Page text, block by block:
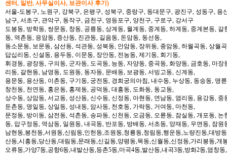
센터, 일반, 사무실이사, 보관이사 후기)
서울-도봉구, 노원구, 강북구, 은평구, 성북구, 중랑구, 동대문구, 광진구, 성동구,
남구, 서초구, 관악구, 동작구, 금천구, 영등포구, 양천구, 구로구, 강서구
도봉동, 방학동, 쌍문동, 창동, 공릉동, 상계동, 월계동, 중계동, 하계동, 중계본동,
동, 역촌동, 응암동, 증산동, 진관동, 길음동, 돈암동, 동선동,
동소문동, 보문동, 삼선동, 석관동, 성북동, 안암동, 장위동, 종암동, 하월곡동, 상월
답십리동, 신설동, 용두동, 이문동, 장안동, 전농동, 제기동, 회기동,
휘경동, 광장동, 구의동, 군자동, 도곡동, 능동, 자양동, 중곡동, 화양동, 금호동, 마
리동, 갈현동, 남영동, 도원동, 동자동, 문배동, 보광동, 서빙고동, 신계동,
용문동, 용산동, 이촌동, 구기동, 궁전동, 경희궁의아침, 내수동, 누상동, 동숭동, 명
창천동, 천연동, 홍은동, 홍제동, 공덕동, 대흥동, 도화동, 동교동,
상수동, 상암동, 서교동, 성산동, 신수동, 신정동, 아현동, 연남동, 염리동, 용강동,
둔촌동, 명일동, 상일동, 성내동, 암사동, 천호동, 가락동, 거여동, 마천동,
문정동, 방이동, 삼전동, 석촌동, 송파동, 신천동, 오금동, 오륜동, 잠실동, 개포동,
동, 압구정동, 역삼동, 일원동, 내곡동, 반포동, 방배동, 서초동, 양재동, 우면동, 잠원
남현동,봉천동,서원동,신림동,인헌동,조원동,청룡동,청림동,행운동,노량진동,대방
산동,시흥동,당산동,대림동,문래동,신길동,양평동,목동,신월동,신정동,가리봉동,개
오류동,가양7동,공항6동,내발산동,등촌5동,마곡4동,발산동,내곡3동,방화2동,염창동